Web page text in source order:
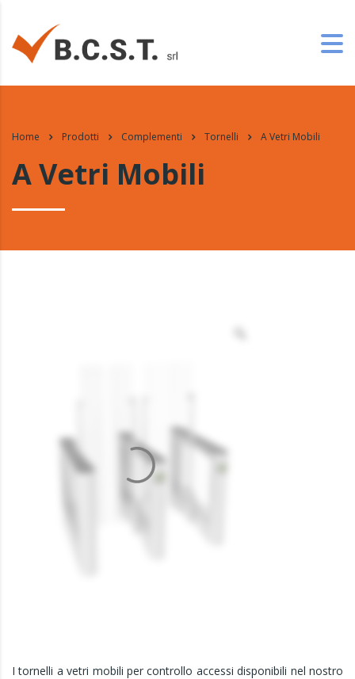
Home Prodotti Complementi Tornelli A Vetri Mobili
A Vetri Mobili
I tornelli a vetri mobili per controllo accessi disponibili nel nostro